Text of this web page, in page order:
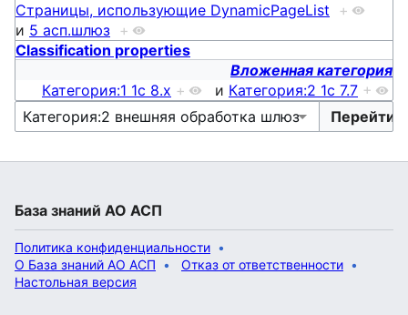
Страницы, использующие DynamicPageList +
и 5 асп.шлюз +
Classification properties
Вложенная категория
Категория:1 1с 8.х + и Категория:2 1с 7.7 +
База знаний АО АСП
Политика конфиденциальности
О База знаний АО АСП
Отказ от ответственности
Настольная версия